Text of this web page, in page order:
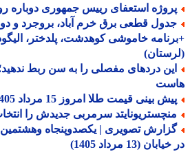
استعفای رییس جمهوری دوباره روی
خاموشی کوهدشت، پلدختر، الیگودرز،
دردهای مفصلی را به سن ربط ندهید؛
بینی قیمت طلا امروز 15 مرداد 1405/ شوک به قیمت طلا
سرمربی جدیدش را انتخاب
تصویری | یکصدوپنجاه وهشتمین
(13 مرداد 1405)